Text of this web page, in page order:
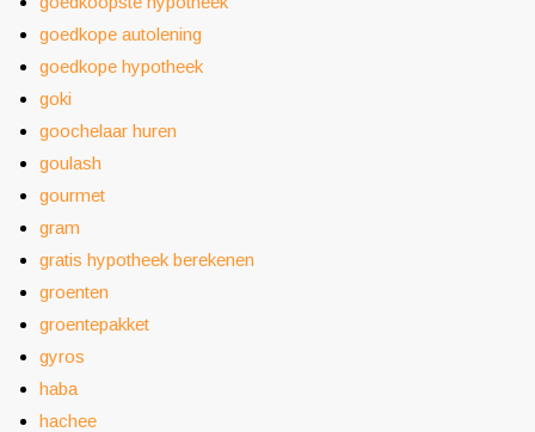
goedkope autolening
goedkope hypotheek
goki
goochelaar huren
goulash
gourmet
gram
gratis hypotheek berekenen
groenten
groentepakket
gyros
haba
hachee